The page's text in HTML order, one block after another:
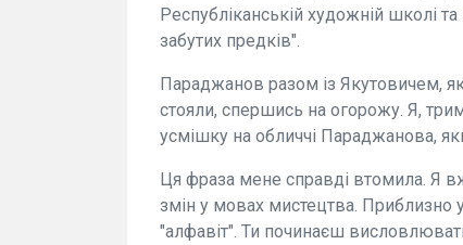
Республіканській художній школі
забутих предків".
Параджанов разом із Якутовичем,
стояли, спершись на огорожу. Я,
усмішку на обличчі Параджанова,
Ця фраза мене справді втомила. Я
змін у мовах мистецтва. Приблизно
"алфавіт". Ти починаєш